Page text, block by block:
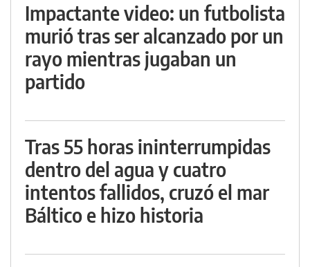
Impactante video: un futbolista
murió tras ser alcanzado por un
rayo mientras jugaban un
partido
Tras 55 horas ininterrumpidas
dentro del agua y cuatro
intentos fallidos, cruzó el mar
Báltico e hizo historia